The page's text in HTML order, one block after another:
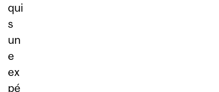
qui
s
un
e
ex
pé